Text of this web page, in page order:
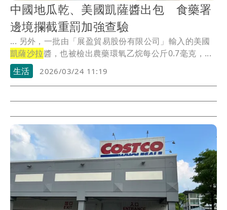
中國地瓜乾、美國凱薩醬出包 食藥署
邊境攔截重罰加強查驗
... 另外，一批由「展盈貿易股份有限公司」輸入的美國
凱薩沙拉醬，也被檢出農藥環氧乙烷每公斤0.7毫克，...
生活
2026/03/24 11:19